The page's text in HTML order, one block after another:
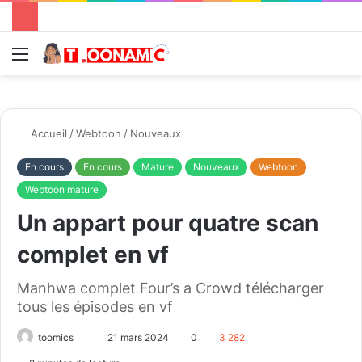
Menu
Accueil /Webtoon / Nouveaux
En cours En cours Mature Nouveaux
Webtoon
Webtoon mature
Un appart pour quatre scan
complet en vf
Manhwa complet Four’s a Crowd télécharger
tous les épisodes en vf
toomics
n
21 mars 2024 0 3 282